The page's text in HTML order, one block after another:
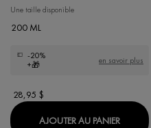
Une taille disponible
200 ML
-20%
+🎁
en savoir plus
28,95 $
AJOUTER AU PANIER